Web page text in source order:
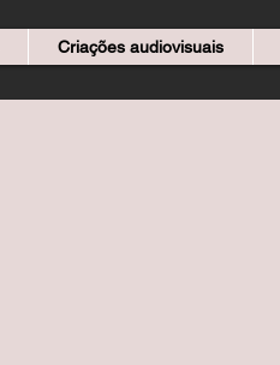
Criações audiovisuais